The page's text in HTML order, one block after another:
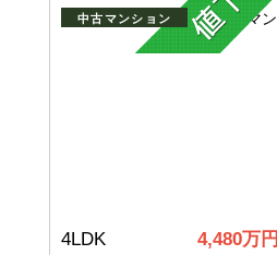
中古マンション
4LDK 4,480万円